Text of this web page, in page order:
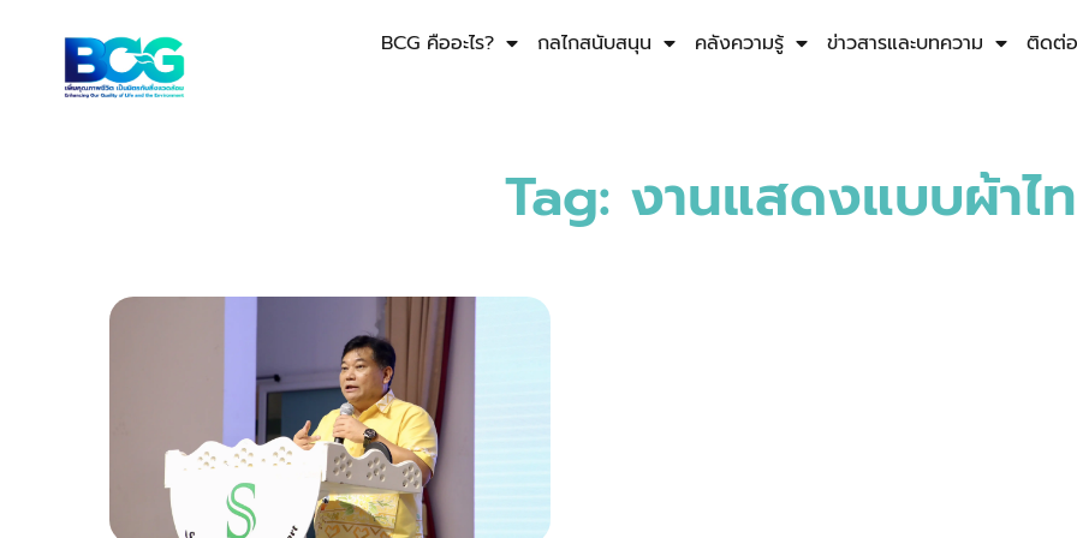
BCG คืออะไร? กลไกสนับสนุน คลังความรู้ ข่าวสารและบทความ ติดต่อ
Tag: งานแสดงแบบผ้าไ